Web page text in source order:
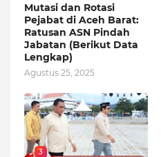
Mutasi dan Rotasi
Pejabat di Aceh Barat:
Ratusan ASN Pindah
Jabatan (Berikut Data
Lengkap)
Agustus 25, 2025
3